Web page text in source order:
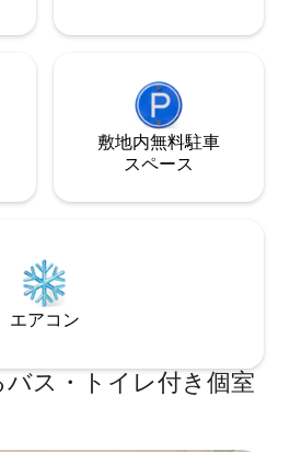
敷地内無料駐⁠車
ス⁠ペ⁠ー⁠ス
エアコン
ス・トイレ付き個室